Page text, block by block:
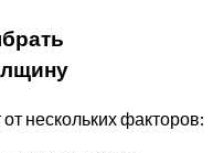
нескольких факторов: